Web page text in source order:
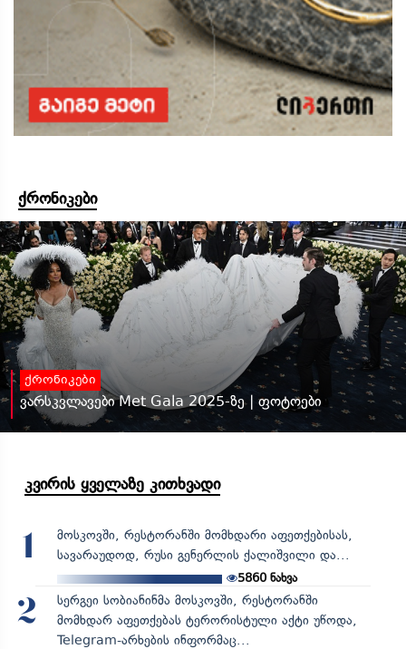
ქრონიკები
ქრონიკები
ვარსკვლავები Met Gala 2025-ზე | ფოტოები
კვირის ყველაზე კითხვადი
1
მოსკოვში, რესტორანში მომხდარი აფეთქებისას,
სავარაუდოდ, რუსი გენერლის ქალიშვილი და...
5860ნახვა
2
სერგეი სობიანინმა მოსკოვში, რესტორანში
მომხდარ აფეთქებას ტერორისტული აქტი უწოდა,
Telegram-არხების ინფორმაც...